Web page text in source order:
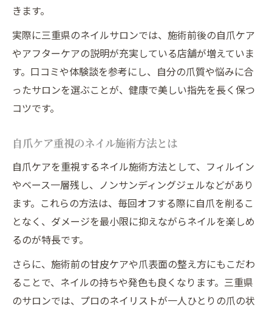
きます。
実際に三重県のネイルサロンでは、施術前後の自爪ケア
やアフターケアの説明が充実している店舗が増えていま
す。口コミや体験談を参考にし、自分の爪質や悩みに合
ったサロンを選ぶことが、健康で美しい指先を長く保つ
コツです。
自爪ケア重視のネイル施術方法とは
自爪ケアを重視するネイル施術方法として、フィルイン
やベース一層残し、ノンサンディングジェルなどがあり
ます。これらの方法は、毎回オフする際に自爪を削るこ
となく、ダメージを最小限に抑えながらネイルを楽しめ
るのが特長です。
さらに、施術前の甘皮ケアや爪表面の整え方にもこだわ
ることで、ネイルの持ちや発色も良くなります。三重県
のサロンでは、プロのネイリストが一人ひとりの爪の状